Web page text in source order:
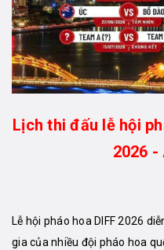
Lịch thi đấu lễ hội
2026 -
Lễ hội pháo hoa DIFF 2026
gia của nhiều đội pháo hoa